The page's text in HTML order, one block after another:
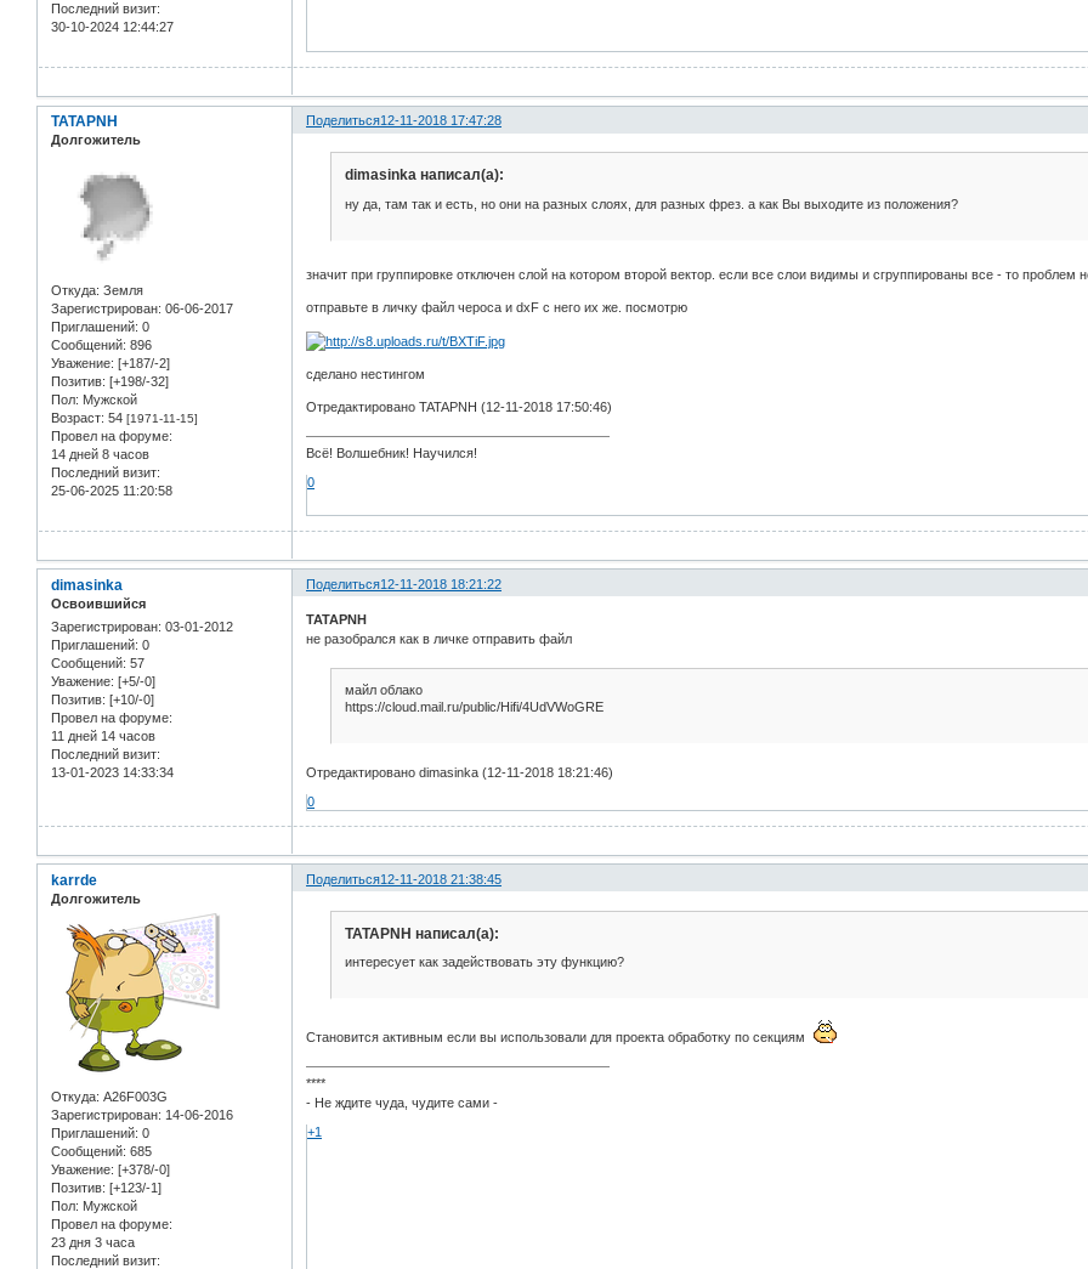
Последний визит:
30-10-2024 12:44:27
Поделиться12-11-2018 17:47:28
TATAPNH
Долгожитель
Откуда: Земля
Зарегистрирован: 06-06-2017
Приглашений: 0
Сообщений: 896
Уважение: [+187/-2]
Позитив: [+198/-32]
Пол: Мужской
Возраст: 54 [1971-11-15]
Провел на форуме:
14 дней 8 часов
Последний визит:
25-06-2025 11:20:58
dimasinka написал(а):
ну да, там так и есть, но они на разных слоях, для разных фрез. а как Вы выходите из положения?
значит при группировке отключен слой на котором второй вектор. если все слои видимы и сгруппированы все - то проблем
отправьте в личку файл чероса и dxF с него их же. посмотрю
сделано нестингом
Отредактировано TATAPNH (12-11-2018 17:50:46)
Всё! Волшебник! Научился!
0
Поделиться12-11-2018 18:21:22
dimasinka
Освоившийся
Зарегистрирован: 03-01-2012
Приглашений: 0
Сообщений: 57
Уважение: [+5/-0]
Позитив: [+10/-0]
Провел на форуме:
11 дней 14 часов
Последний визит:
13-01-2023 14:33:34
TATAPNH
не разобрался как в личке отправить файл
майл облако
https://cloud.mail.ru/public/Hifi/4UdVWoGRE
Отредактировано dimasinka (12-11-2018 18:21:46)
0
Поделиться12-11-2018 21:38:45
karrde
Долгожитель
Откуда: A26F003G
Зарегистрирован: 14-06-2016
Приглашений: 0
Сообщений: 685
Уважение: [+378/-0]
Позитив: [+123/-1]
Пол: Мужской
Провел на форуме:
23 дня 3 часа
Последний визит:
TATAPNH написал(а):
интересует как задействовать эту функцию?
Становится активным если вы использовали для проекта обработку по секциям
****
- Не ждите чуда, чудите сами -
+1